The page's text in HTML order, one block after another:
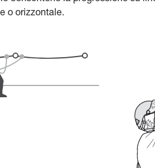
o orizzontale.